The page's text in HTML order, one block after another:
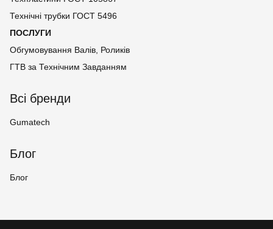
Технічні трубки ГОСТ 5496
ПОСЛУГИ
Обгумовування Валів, Роликів
ГТВ за Технічним Завданням
Всі бренди
Gumatech
Блог
Блог